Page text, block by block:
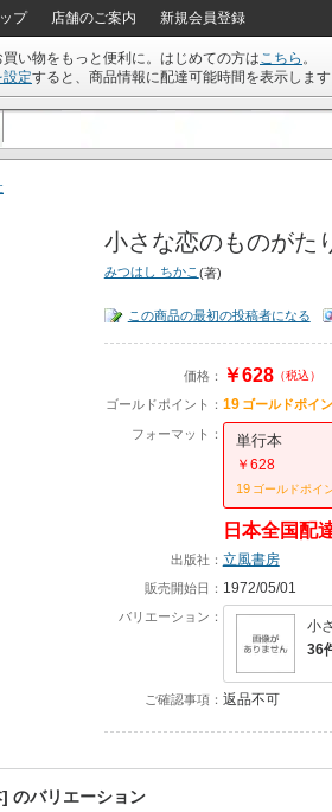
プ 店舗のご案内 新規会員登録
買い物をもっと便利に。はじめての方はこちら 。
定すると、商品情報に配達可能時間を表示しま
小さな恋のものがた
みつはし ちかこ (著)
この商品の最初の投稿者になる
価格： ￥628（税込）
ゴールドポイント： 19 ゴールドポイ
フォーマット： 単行本
￥628
19 ゴールドポイ
日本全国配
出版社： 立風書房
販売開始日： 1972/05/01
バリエーション：
小
36
ご確認事項： 返品不可
のバリエーション